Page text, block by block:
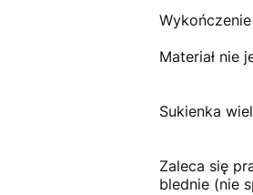
Materiał nie
Sukienka
Zaleca się
blednie (nie